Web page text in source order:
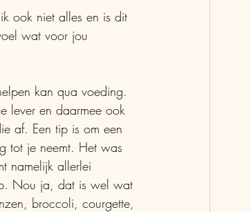
ook niet alles en is dit
wat voor jou
kan qua voeding.
lever en daarmee ook
af. Een tip is om een
tot je neemt. Het was
namelijk allerlei
Nou ja, dat is wel wat
broccoli, courgette,